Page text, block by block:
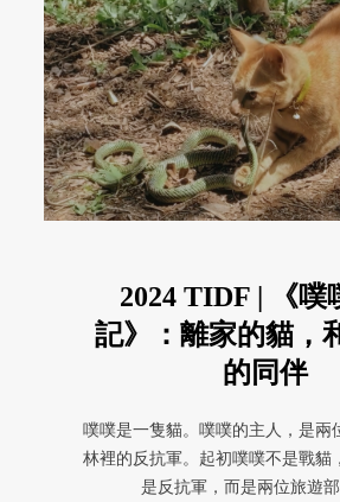
2024 TIDF | 《噗
記》：離家的貓，
的同伴
噗噗是一隻貓。噗噗的主人，是兩
林裡的反抗軍。起初噗噗不是戰貓
是反抗軍，而是兩位旅遊部